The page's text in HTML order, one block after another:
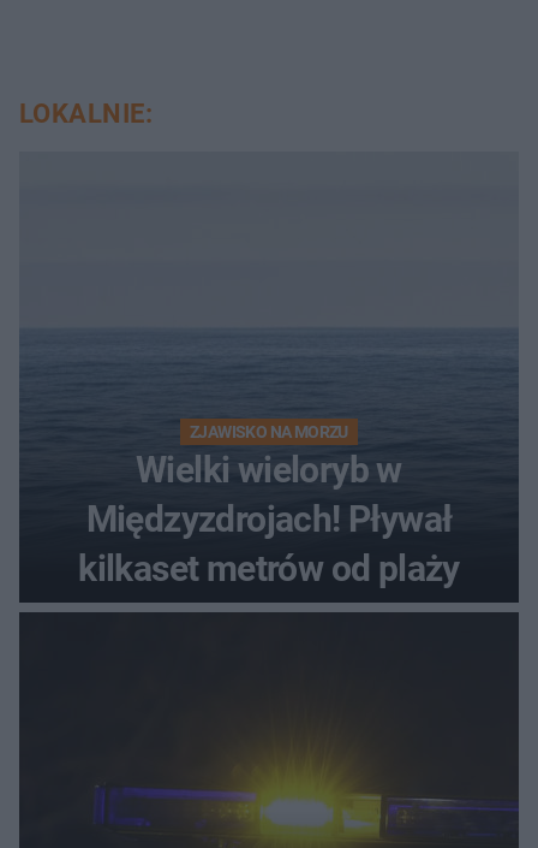
LOKALNIE:
ZJAWISKO NA MORZU
Wielki wieloryb w
Międzyzdrojach! Pływał
kilkaset metrów od plaży